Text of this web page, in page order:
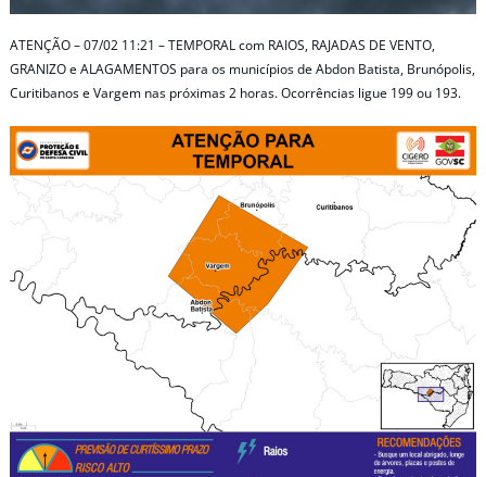
ATENÇÃO – 07/02 11:21 – TEMPORAL com RAIOS, RAJADAS DE VENTO,
GRANIZO e ALAGAMENTOS para os municípios de Abdon Batista, Brunópolis,
Curitibanos e Vargem nas próximas 2 horas. Ocorrências ligue 199 ou 193.